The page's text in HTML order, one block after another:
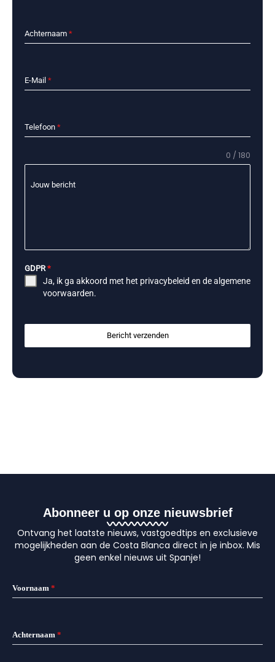
Achternaam *
E-Mail *
Telefoon *
Jouw bericht
0 / 180
GDPR*
Ja, ik ga akkoord met het privacybeleid en dealgemene
voorwaarden.
Bericht verzenden
Abonneer u op onze nieuwsbrief
Ontvang het laatste nieuws, vastgoedtips en exclusieve
mogelijkheden aan de Costa Blanca direct in je inbox. Mis
geen enkel nieuws uit Spanje!
Voornaam *
Achternaam *